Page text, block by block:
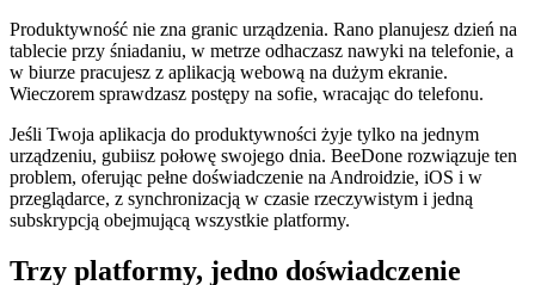
Produktywność nie zna granic urządzenia. Rano planujesz dzień na
tablecie przy śniadaniu, w metrze odhaczasz nawyki na telefonie, a
w biurze pracujesz z aplikacją webową na dużym ekranie.
Wieczorem sprawdzasz postępy na sofie, wracając do telefonu.
Jeśli Twoja aplikacja do produktywności żyje tylko na jednym
urządzeniu, gubiisz połowę swojego dnia. BeeDone rozwiązuje ten
problem, oferując pełne doświadczenie na Androidzie, iOS i w
przeglądarce, z synchronizacją w czasie rzeczywistym i jedną
subskrypcją obejmującą wszystkie platformy.
Trzy platformy, jedno doświadczenie